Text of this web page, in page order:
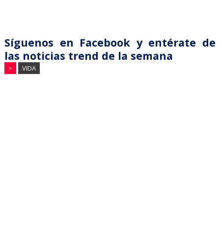
Síguenos en Facebook y entérate de
las noticias trend de la semana
> VIDA